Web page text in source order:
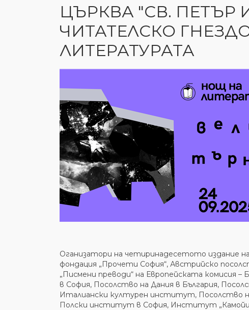
ЦЪРКВА "СВ. ПЕТЪР
ЧИТАТЕЛСКО
ЛИТЕРАТУРАТА
Оганизатори на четиринадесетото издание
фондация „Прочети София“, Австрийско
„Писмени преводи“ на Европейската комисия
в София, Посолство на Дания в България,
Италиански културен институт, Посолство
Полски институт в София, Институт